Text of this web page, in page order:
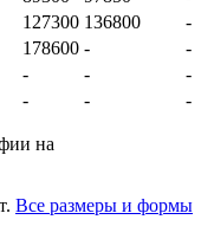
127300 136800
-
178600 -
-
- -
-
- - -
на
Все размеры и формы